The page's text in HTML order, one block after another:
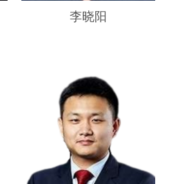
李晓阳